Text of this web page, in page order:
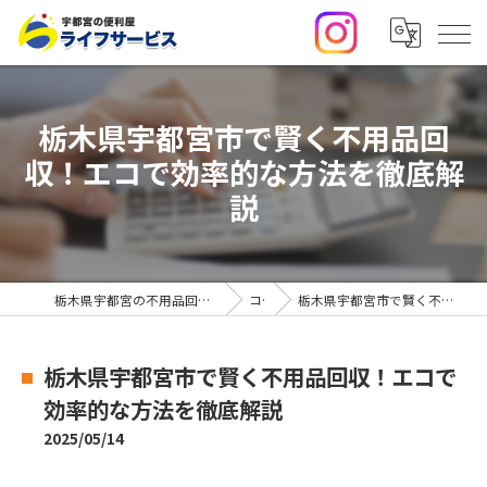
栃木県宇都宮市で賢く不用品回
収！エコで効率的な方法を徹底解
説
栃木県宇都宮の不用品回収・便利屋なら合同会社ライフサービス コラム 栃木県宇都宮市で賢く不用品回収！エコで効率的な方法を徹底解説
栃木県宇都宮市で賢く不用品回収！エコで
効率的な方法を徹底解説
2025/05/14